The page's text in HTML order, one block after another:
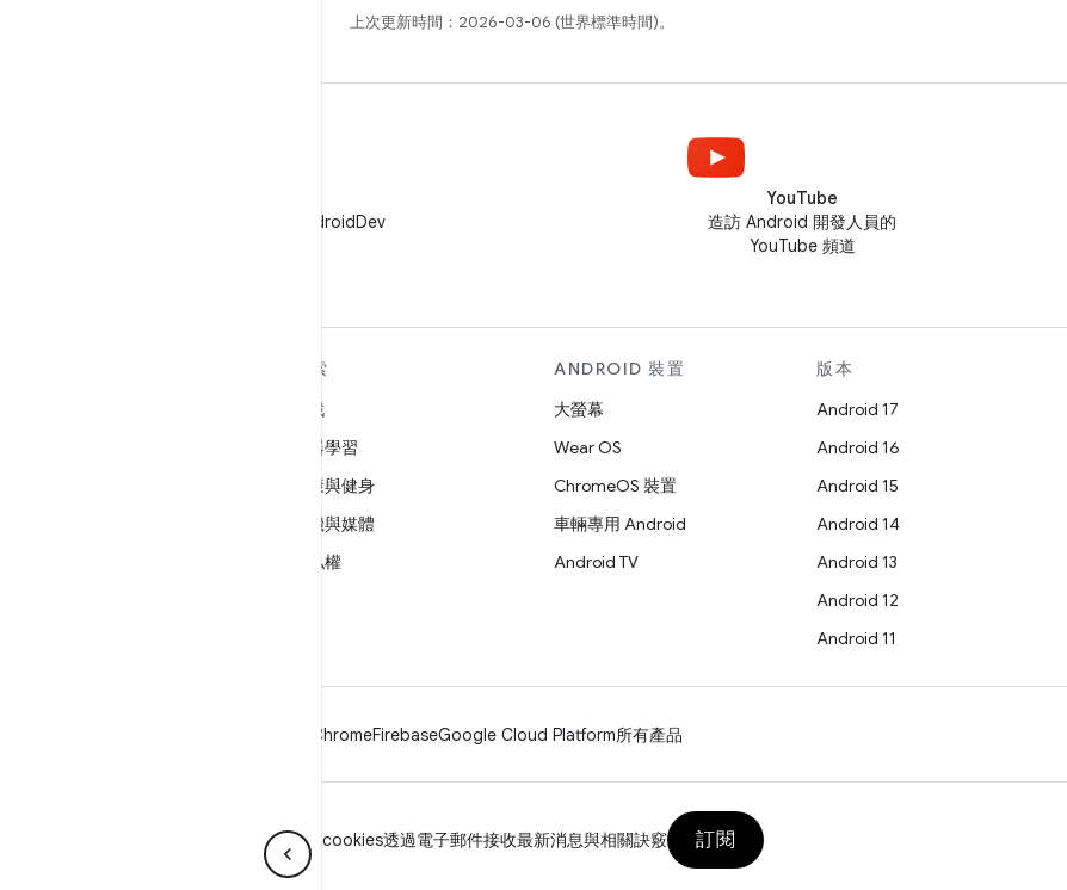
上次更新時間：2026-03-06 (世界標準時間)。
在 X 中追蹤 @AndroidDev
YouTube
造訪 Android 開發人員的
YouTube 頻道
探索
遊戲
機器學習
健康與健身
相機與媒體
隱私權
ANDROID 裝置
大螢幕
Wear OS
ChromeOS 裝置
車輛專用 Android
Android TV
版本
Android 17
Android 16
Android 15
Android 14
Android 13
Android 12
Android 11
ChromeFirebaseGoogle Cloud Platform所有產品
Manage cookies透過電子郵件接收最新消息與相關訣竅 訂閱